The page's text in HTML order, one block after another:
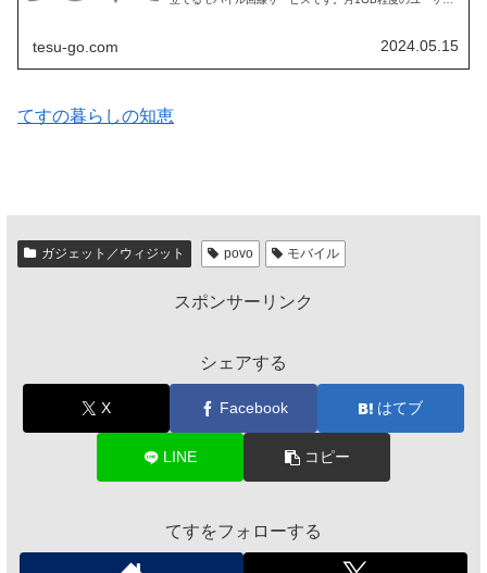
tesu-go.com 2024.05.15
てすの暮らしの知恵
ガジェット／ウィジット povo モバイル
スポンサーリンク
シェアする
X Facebook はてブ
LINE コピー
てすをフォローする